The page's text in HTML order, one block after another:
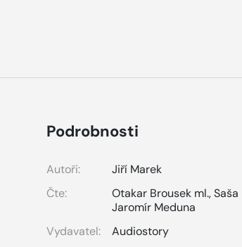
Podrobnosti
Autoři:
Jiří Marek
Čte:
Otakar Brousek ml.,Saša
Jaromír Meduna
Vydavatel:
Audiostory